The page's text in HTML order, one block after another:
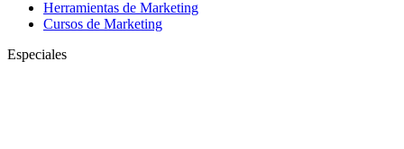
Herramientas de Marketing
Cursos de Marketing
Especiales